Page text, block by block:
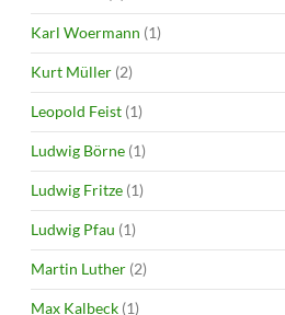
Karl Woermann (1)
Kurt Müller (2)
Leopold Feist (1)
Ludwig Börne (1)
Ludwig Fritze (1)
Ludwig Pfau (1)
Martin Luther (2)
Max Kalbeck (1)